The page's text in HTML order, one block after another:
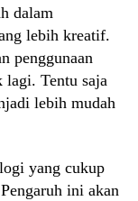
dalam
lebih kreatif.
penggunaan
Tentu saja
lebih mudah
yang cukup
ini akan